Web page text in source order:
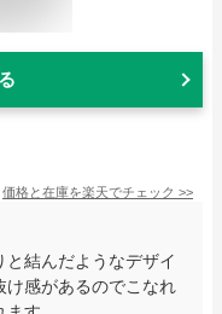
価格と在庫を楽天でチェック >>
結んだようなデザイ
け感があるのでこなれ